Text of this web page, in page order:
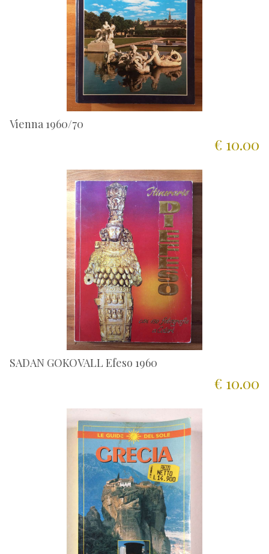
Vienna 1960/70
€ 10.00
SADAN GOKOVALL Efeso 1960
€ 10.00